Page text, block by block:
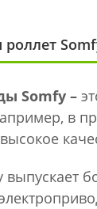
роллет
Somfy –
в